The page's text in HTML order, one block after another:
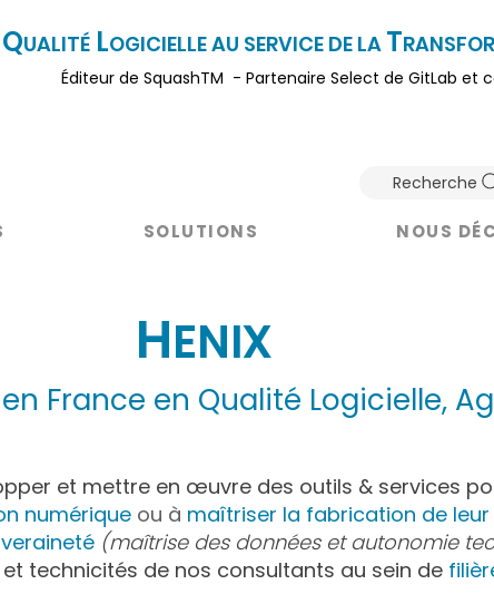
QUALITÉ LOGICIELLE AU SERVICE DE LA T
Éditeur de SquashTM - Partenaire Select de GitLab et
Recherche
SOLUTIONS NOUS
HENIX
France en Qualité Logicielle,
et mettre en œuvre des outils & services
numérique ou à maîtriser la fabrication de
(maîtrise des données et autonomie
technicités de nos consultants au sein de